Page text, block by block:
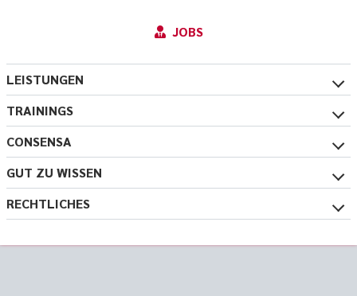
JOBS
LEISTUNGEN
TRAININGS
CONSENSA
GUT ZU WISSEN
RECHTLICHES